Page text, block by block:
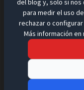
EMPLEO EN ESPAÑA
del blog y, solo si
para medir el uso
rechazar o
Más información